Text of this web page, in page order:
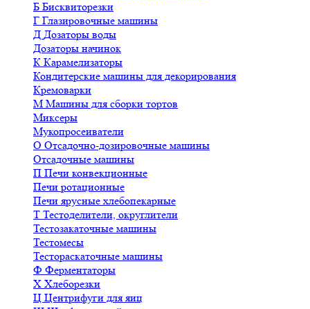
Б Бисквиторезки
Г Глазировочные машины
Д Дозаторы воды
Дозаторы начинок
К Карамелизаторы
Кондитерские машины для декорирования
Кремоварки
М Машины для сборки тортов
Миксеры
Мукопросеиватели
О Отсадочно-дозировочные машины
Отсадочные машины
П Печи конвекционные
Печи ротационные
Печи ярусные хлебопекарные
Т Тестоделители, округлители
Тестозакаточные машины
Тестомесы
Тестораскаточные машины
Ф Ферментаторы
Х Хлеборезки
Ц Центрифуги для яиц